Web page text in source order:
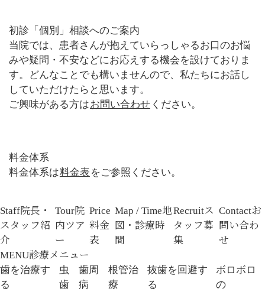
初診「個別」相談へのご案内
当院では、患者さんが抱えていらっしゃるお口のお悩
みや疑問・不安などにお応えする機会を設けておりま
す。どんなことでも構いませんので、私たちにお話し
していただけたらと思います。
ご興味がある方はお問い合わせ ください。
料金体系
料金体系は料金表 をご参照ください。
Staff院長・
スタッフ紹
介
Tour院
内ツア
ー
Price
料金
表
Map / Time地
図・診療時
間
Recruitス
タッフ募
集
Contactお
問い合わ
せ
MENU診療メニュー
歯を治療す
る
虫
歯
歯周
病
根管治
療
抜歯を回避す
る
ボロボロ
の